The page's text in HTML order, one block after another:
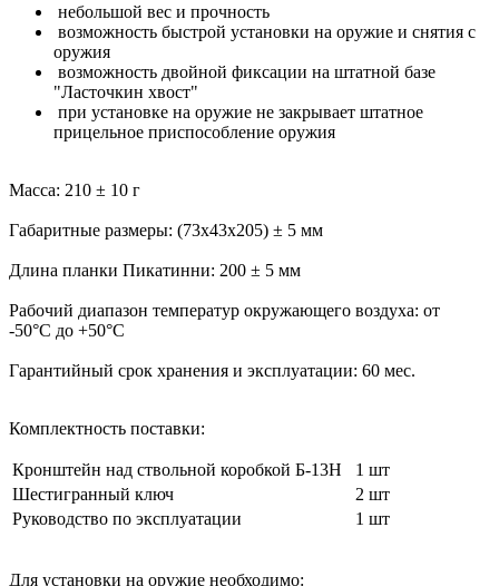
небольшой вес и прочность
возможность быстрой установки на оружие и снятия с
оружия
возможность двойной фиксации на штатной базе
"Ласточкин хвост"
при установке на оружие не закрывает штатное
прицельное приспособление оружия
Масса: 210 ± 10 г
Габаритные размеры: (73х43х205) ± 5 мм
Длина планки Пикатинни: 200 ± 5 мм
Рабочий диапазон температур окружающего воздуха: от
-50°С до +50°С
Гарантийный срок хранения и эксплуатации: 60 мес.
Комплектность поставки:
Кронштейн над ствольной коробкой Б-13Н
1 шт
Шестигранный ключ
2 шт
Руководство по эксплуатации
1 шт
Для установки на оружие необходимо: